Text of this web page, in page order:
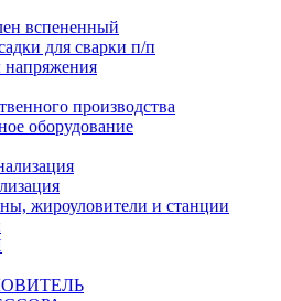
вспененный
для сварки п/п
напряжения
производства
оборудование
жироуловители и станции